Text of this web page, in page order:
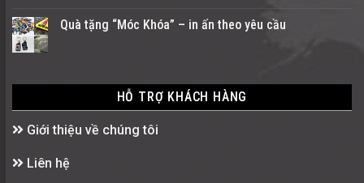
Quà tặng “Móc Khóa” – in ấn theo yêu cầu
HỖ TRỢ KHÁCH HÀNG
Giới thiệu về chúng tôi
Liên hệ